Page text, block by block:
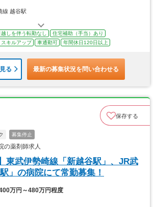
線 越谷駅
しを伴う転勤なし
住宅補助（手当）あり
スキルアップ 車通勤可 年間休日120日以上
る 最新の募集状況を問い合わせる
保存する
募集停止
の薬剤師求人
東武伊勢崎線「新越谷駅」、JR武
」の病院にて常勤募集！
400万円～480万円程度